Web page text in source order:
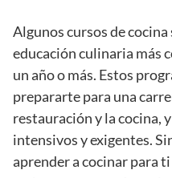
Algunos cursos de
educación culinaria más
un año o más. Estos
prepararte para una
restauración y la cocina,
intensivos y exigentes.
aprender a cocinar para